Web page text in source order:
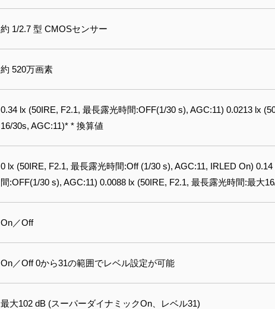
約 1/2.7 型 CMOSセンサー
約 520万画素
0.34 lx (50IRE, F2.1, 最長露光時間:OFF(1/30 s), AGC:11) 0.0213 lx
16/30s, AGC:11)* * 換算値
0 lx (50IRE, F2.1, 最長露光時間:Off (1/30 s), AGC:11, IRLED On)
間:OFF(1/30 s), AGC:11) 0.0088 lx (50IRE, F2.1, 最長露光時間:最大
On／Off
On／Off 0から31の範囲でレベル設定が可能
最大102 dB (スーパーダイナミックOn、レベル31)